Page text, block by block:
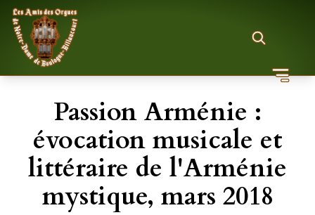
Passion Arménie :
évocation musicale et
littéraire de l'Arménie
mystique, mars 2018